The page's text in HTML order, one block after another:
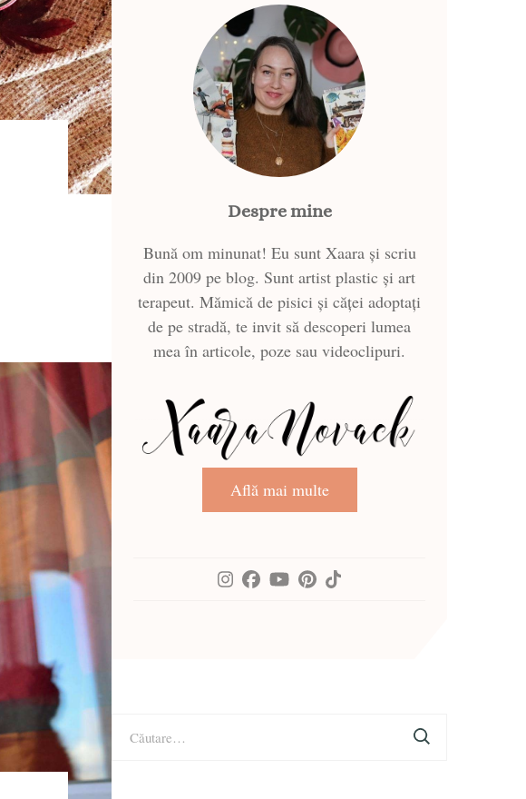
Despre mine
Bună om minunat! Eu sunt Xaara și scriu
din 2009 pe blog. Sunt artist plastic și art
terapeut. Mămică de pisici și căței adoptați
de pe stradă, te invit să descoperi lumea
mea în articole, poze sau videoclipuri.
Află mai multe
după: